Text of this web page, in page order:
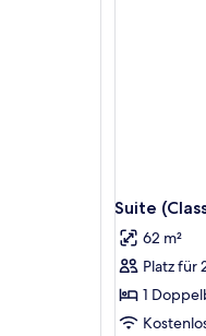
Suite
62 m²
Platz für
1